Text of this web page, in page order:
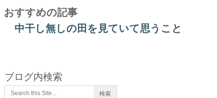
おすすめの記事
中干し無しの田を見ていて思うこと
ブログ内検索